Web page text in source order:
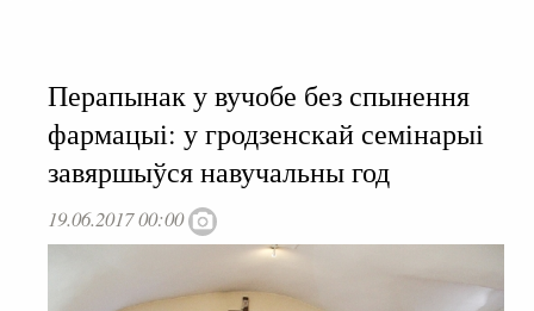
Перапынак у вучобе без спынення
фармацыі: у гродзенскай семінарыі
завяршыўся навучальны год
19.06.2017 00:00